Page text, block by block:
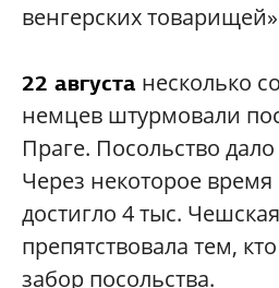
венгерских
22 августа несколько
немцев штурмовали
Праге. Посольство
Через некоторое
достигло 4 тыс.
препятствовала тем,
забор посольства.